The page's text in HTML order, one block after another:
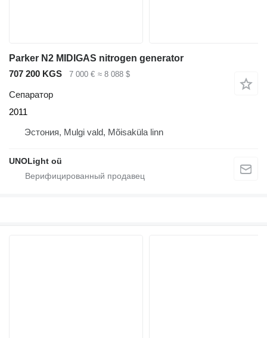
Parker N2 MIDIGAS nitrogen generator
707 200 KGS
7 000 € ≈ 8 088 $
Сепаратор
2011
Эстония, Mulgi vald, Mõisaküla linn
UNOLight oü